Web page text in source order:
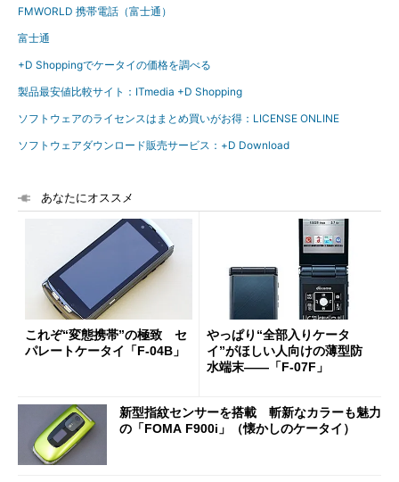
FMWORLD 携帯電話（富士通）
富士通
+D Shoppingでケータイの価格を調べる
製品最安値比較サイト：ITmedia +D Shopping
ソフトウェアのライセンスはまとめ買いがお得：LICENSE ONLINE
ソフトウェアダウンロード販売サービス：+D Download
あなたにオススメ
これぞ“変態携帯”の極致 セ
パレートケータイ「F-04B」
やっぱり“全部入りケータ
イ”がほしい人向けの薄型防
水端末――「F-07F」
新型指紋センサーを搭載 斬新なカラーも魅力
の「FOMA F900i」（懐かしのケータイ）